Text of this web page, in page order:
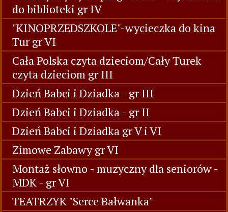
do biblioteki gr IV
"KINOPRZEDSZKOLE"-wycieczka do kina
Tur gr VI
Cała Polska czyta dzieciom/Cały Turek
czyta dzieciom gr III
Dzień Babci i Dziadka - gr III
Dzień Babci i Dziadka - gr II
Dzień Babci i Dziadka gr V i VI
Zimowe Zabawy gr VI
Montaż słowno - muzyczny dla seniorów -
MDK - gr VI
TEATRZYK "Serce Bałwanka"